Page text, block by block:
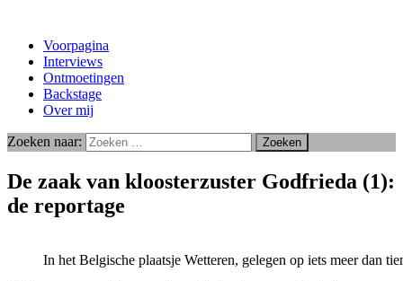
Voorpagina
Interviews
Ontmoetingen
Backstage
Over mij
Zoeken naar:
De zaak van kloosterzuster Godfrieda (1):
de reportage
In het Belgische plaatsje Wetteren, gelegen op iets meer dan